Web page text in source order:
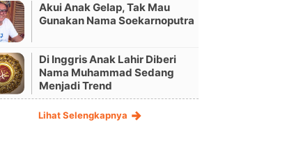
Akui Anak Gelap, Tak Mau
Gunakan Nama Soekarnoputra
Di Inggris Anak Lahir Diberi
Nama Muhammad Sedang
Menjadi Trend
Lihat Selengkapnya